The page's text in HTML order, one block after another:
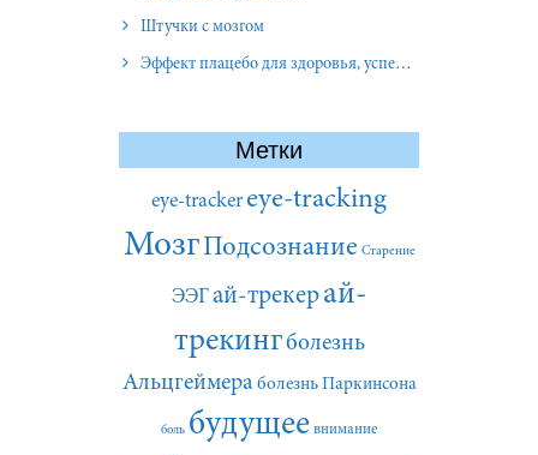
Штучки с мозгом
Эффект плацебо для здоровья, успеха и отношений
Метки
eye-tracker eye-tracking
МозгПодсознание Старение
ЭЭГай-трекерай-
трекингболезнь
Альцгеймера болезнь Паркинсона
боль будущее внимание